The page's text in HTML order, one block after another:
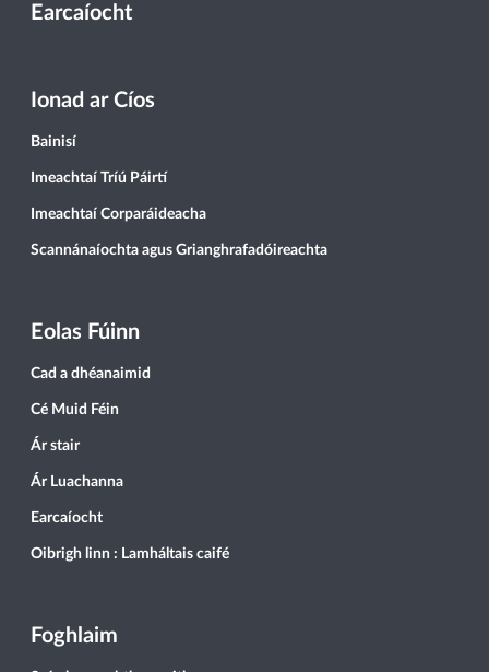
Earcaíocht
Ionad ar Cíos
Bainisí
Imeachtaí Tríú Páirtí
Imeachtaí Corparáideacha
Scannánaíochta agus Grianghrafadóireachta
Eolas Fúinn
Cad a dhéanaimid
Cé Muid Féin
Ár stair
Ár Luachanna
Earcaíocht
Oibrigh linn : Lamháltais caifé
Foghlaim